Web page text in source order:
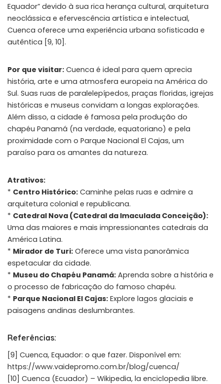
Equador” devido à sua rica herança cultural, arquitetura
neoclássica e efervescência artística e intelectual,
Cuenca oferece uma experiência urbana sofisticada e
autêntica [9, 10].
Por que visitar: Cuenca é ideal para quem aprecia
história, arte e uma atmosfera europeia na América do
Sul. Suas ruas de paralelepípedos, praças floridas, igrejas
históricas e museus convidam a longas explorações.
Além disso, a cidade é famosa pela produção do
chapéu Panamá (na verdade, equatoriano) e pela
proximidade com o Parque Nacional El Cajas, um
paraíso para os amantes da natureza.
Atrativos:
* Centro Histórico: Caminhe pelas ruas e admire a
arquitetura colonial e republicana.
* Catedral Nova (Catedral da Imaculada Conceição):
Uma das maiores e mais impressionantes catedrais da
América Latina.
* Mirador de Turi: Oferece uma vista panorâmica
espetacular da cidade.
* Museu do Chapéu Panamá: Aprenda sobre a história e
o processo de fabricação do famoso chapéu.
* Parque Nacional El Cajas: Explore lagos glaciais e
paisagens andinas deslumbrantes.
Referências:
[9] Cuenca, Equador: o que fazer. Disponível em:
https://www.vaidepromo.com.br/blog/cuenca/
[10] Cuenca (Ecuador) – Wikipedia, la enciclopedia libre.